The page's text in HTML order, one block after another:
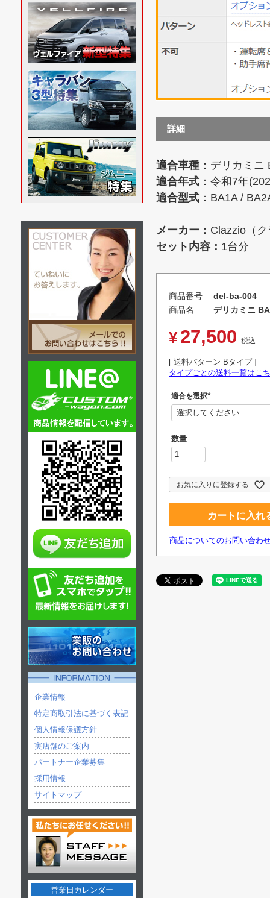
企業情報
特定商取引法に基づく表記
個人情報保護方針
実店舗のご案内
パートナー企業募集
採用情報
サイトマップ
営業日カレンダー
詳細
適合車種 ：デリカミ
適合年式 ：令和7年
適合型式 ：BA1A /
メーカー： Clazzio（
セット内容： 1台分
商品番号
del-ba-004
商品名
デリカミニ
¥ 27,500 税込
送料パターン Bタイプ
タイプごとの送料一覧はこ
適合を選択
(
必
須
お気に入りに登録する
カートに入れ
商品についてのお問い合わ